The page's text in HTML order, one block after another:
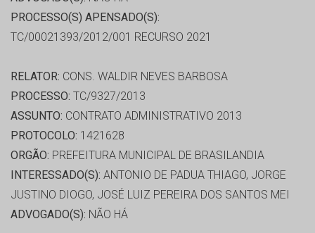
PROCESSO(S) APENSADO(S):
TC/00021393/2012/001 RECURSO 2021
RELATOR: CONS. WALDIR NEVES BARBOSA
PROCESSO: TC/9327/2013
ASSUNTO: CONTRATO ADMINISTRATIVO 2013
PROTOCOLO: 1421628
ORGÃO: PREFEITURA MUNICIPAL DE BRASILANDIA
INTERESSADO(S): ANTONIO DE PADUA THIAGO, JORGE
JUSTINO DIOGO, JOSÉ LUIZ PEREIRA DOS SANTOS MEI
ADVOGADO(S): NÃO HÁ